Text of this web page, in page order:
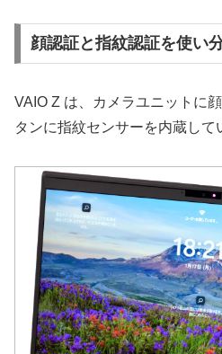
顔認証と指紋認証を使い
VAIO Z は、カメラユニットに
タンに指紋センサーを内蔵して